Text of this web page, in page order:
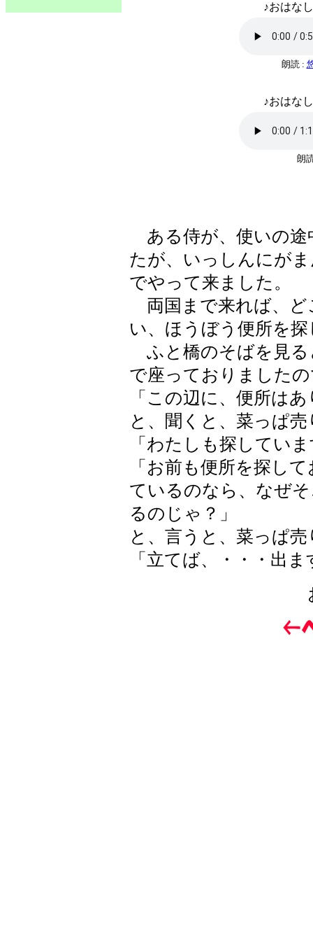
♪おはな
朗読 :
♪おはな
朗
ある侍が、使いの途
たが、いっしんにが
でやって来ました。
両国まで来れば、ど
い、ほうぼう便所を
ふと橋のそばを見る
で座っておりました
「この辺に、便所は
と、聞くと、菜っぱ売
「わたしも探してい
「お前も便所を探し
ているのなら、なぜ
るのじゃ？」
と、言うと、菜っぱ
「立てば、・・・出ま